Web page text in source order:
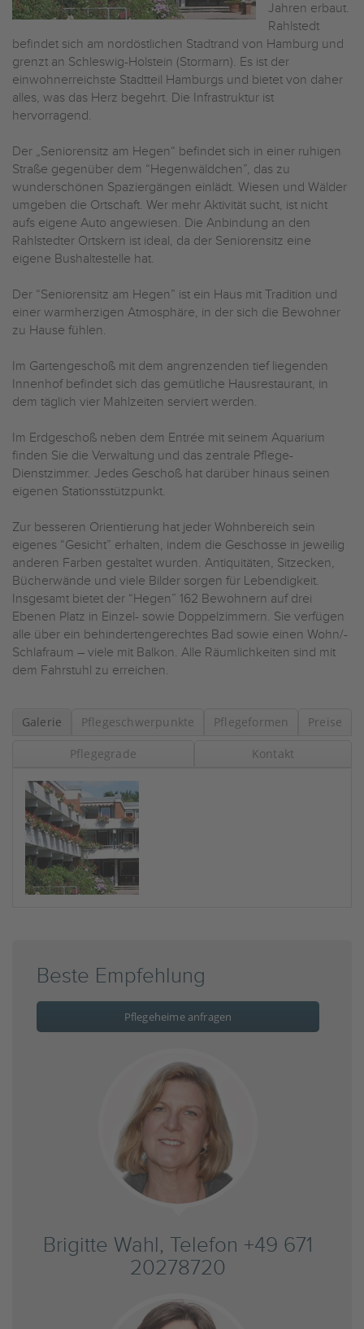
Jahren erbaut.
Rahlstedt
befindet sich am nordöstlichen Stadtrand von Hamburg und
grenzt an Schleswig-Holstein (Stormarn). Es ist der
einwohnerreichste Stadtteil Hamburgs und bietet von daher
alles, was das Herz begehrt. Die Infrastruktur ist
hervorragend.
Der „Seniorensitz am Hegen“ befindet sich in einer ruhigen
Straße gegenüber dem “Hegenwäldchen”, das zu
wunderschönen Spaziergängen einlädt. Wiesen und Wälder
umgeben die Ortschaft. Wer mehr Aktivität sucht, ist nicht
aufs eigene Auto angewiesen. Die Anbindung an den
Rahlstedter Ortskern ist ideal, da der Seniorensitz eine
eigene Bushaltestelle hat.
Der “Seniorensitz am Hegen” ist ein Haus mit Tradition und
einer warmherzigen Atmosphäre, in der sich die Bewohner
zu Hause fühlen.
Im Gartengeschoß mit dem angrenzenden tief liegenden
Innenhof befindet sich das gemütliche Hausrestaurant, in
dem täglich vier Mahlzeiten serviert werden.
Im Erdgeschoß neben dem Entrée mit seinem Aquarium
finden Sie die Verwaltung und das zentrale Pflege-
Dienstzimmer. Jedes Geschoß hat darüber hinaus seinen
eigenen Stationsstützpunkt.
Zur besseren Orientierung hat jeder Wohnbereich sein
eigenes “Gesicht” erhalten, indem die Geschosse in jeweilig
anderen Farben gestaltet wurden. Antiquitäten, Sitzecken,
Bücherwände und viele Bilder sorgen für Lebendigkeit.
Insgesamt bietet der “Hegen” 162 Bewohnern auf drei
Ebenen Platz in Einzel- sowie Doppelzimmern. Sie verfügen
alle über ein behindertengerechtes Bad sowie einen Wohn/-
Schlafraum – viele mit Balkon. Alle Räumlichkeiten sind mit
dem Fahrstuhl zu erreichen.
Galerie Pflegeschwerpunkte Pflegeformen Preise
Pflegegrade Kontakt
Beste Empfehlung
Pflegeheime anfragen
Brigitte Wahl, Telefon +49 671
20278720